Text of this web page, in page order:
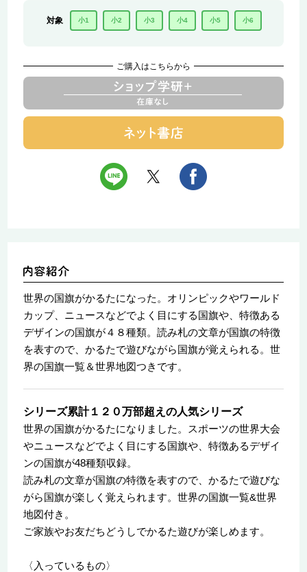
対象 小1 小2 小3 小4 小5 小6
ご購入はこちらから
世界の国旗がかるたになった。オリンピックやワールド
カップ、ニュースなどでよく目にする国旗や、特徴ある
デザインの国旗が４８種類。読み札の文章が国旗の特徴
を表すので、かるたで遊びながら国旗が覚えられる。世
界の国旗一覧＆世界地図つきです。
シリーズ累計１２０万部超えの人気シリーズ
世界の国旗がかるたになりました。スポーツの世界大会
やニュースなどでよく目にする国旗や、特徴あるデザイ
ンの国旗が48種類収録。
読み札の文章が国旗の特徴を表すので、かるたで遊びな
がら国旗が楽しく覚えられます。世界の国旗一覧&世界
地図付き。
ご家族やお友だちどうしでかるた遊びが楽しめます。
〈入っているもの〉